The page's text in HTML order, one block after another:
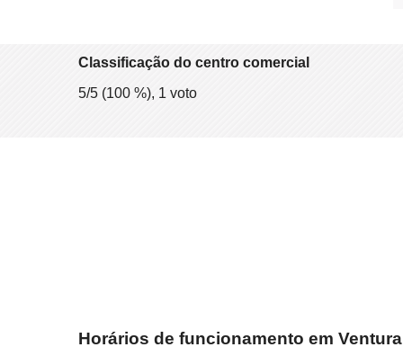
Classificação do centro comercial
5/5 (100 %), 1 voto
Horários de funcionamento em Ventura